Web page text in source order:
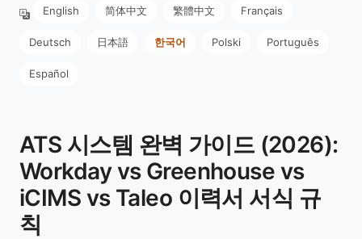
English 简体中文 繁體中文 Français
Deutsch 日本語 한국어 Polski Português
Español
ATS 시스템 완벽 가이드 (2026):
Workday vs Greenhouse vs
iCIMS vs Taleo 이력서 서식 규
칙